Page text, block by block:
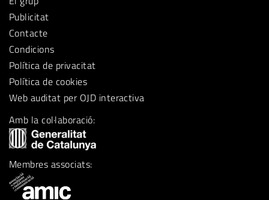
Publicitat
Contacte
Condicions
Política de privacitat
Política de cookies
Web auditat per OJD interactiva
Amb la col·laboració:
Membres associats: